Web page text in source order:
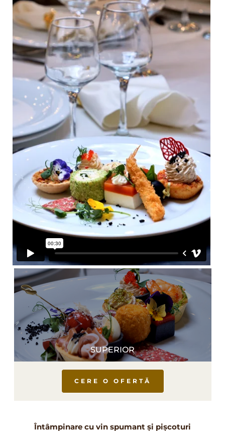
SUPERIOR
CERE O OFERTĂ
Întâmpinare cu vin spumant și pișcoturi